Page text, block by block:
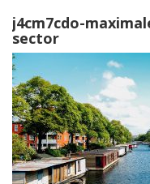
j4cm7cdo-
sector